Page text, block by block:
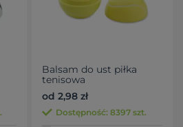
Balsam do ust piłka
tenisowa
od 2,98 zł
Dostępność: 8397 szt.